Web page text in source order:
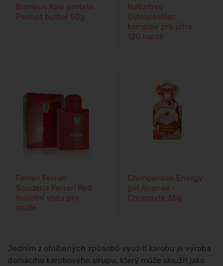
Bombus Raw protein
Peanut butter 50g
Naturtreu
Ostropestřec
komplex pro játra,
120 kapslí
Ferrari Ferrari
Scuderia Ferrari Red
toaletní voda pro
muže
Chimpanzee Energy
gel Ananas -
Chocolate 35g
Jedním z oblíbených způsobů využití karobu je výroba
domácího karobového sirupu, který může sloužit jako